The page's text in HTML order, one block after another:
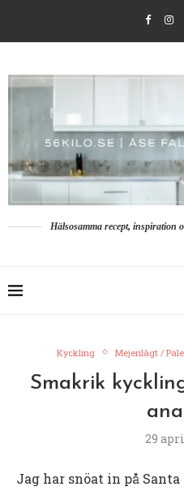
Hälsosamma recept,
Kyckling Mejerilågt /
Smakrik
29
Jag har snöat in på